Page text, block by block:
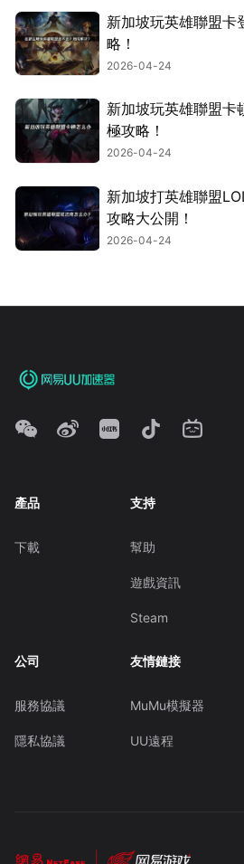
新加坡玩英雄聯盟卡
略！
2026-04-24
新加坡玩英雄聯盟卡
極攻略！
2026-04-24
新加坡打英雄聯盟
攻略大公開！
2026-04-24
產品
下載
支持
幫助
遊戲資訊
Steam
公司
服務協議
隱私協議
友情鏈接
MuMu模擬器
UU遠程